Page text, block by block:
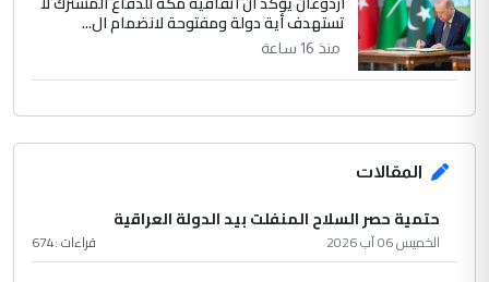
تستهدف أية دولة ومفتوحة لانضمام ال...
منذ 16 ساعة
المقالات
حتمية حصر السلاح المنفلت بيد الدولة العراقية
الخميس 06 آب 2026 قراءات :674